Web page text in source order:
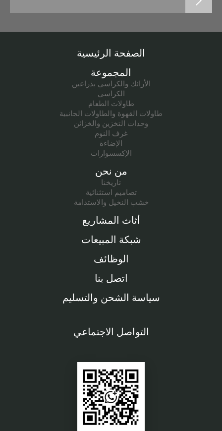
الصفحة الرئيسية
المجموعة
الأرائك والكراسي بذراعين
الكراسي
طاولات الطعام
طاولات القهوة والطاولات الجانبية
وحدات التخزين والخزائن
غرف النوم
الإضاءة
الإكسسوارات
من نحن
تاريخنا
تصاميم استثنائية
خشب النخيل والاستدامة
أثاث المشاريع
شبكة المبيعات
الوظائف
اتصل بنا
سياسة الشحن والتسليم
التواصل الاجتماعي